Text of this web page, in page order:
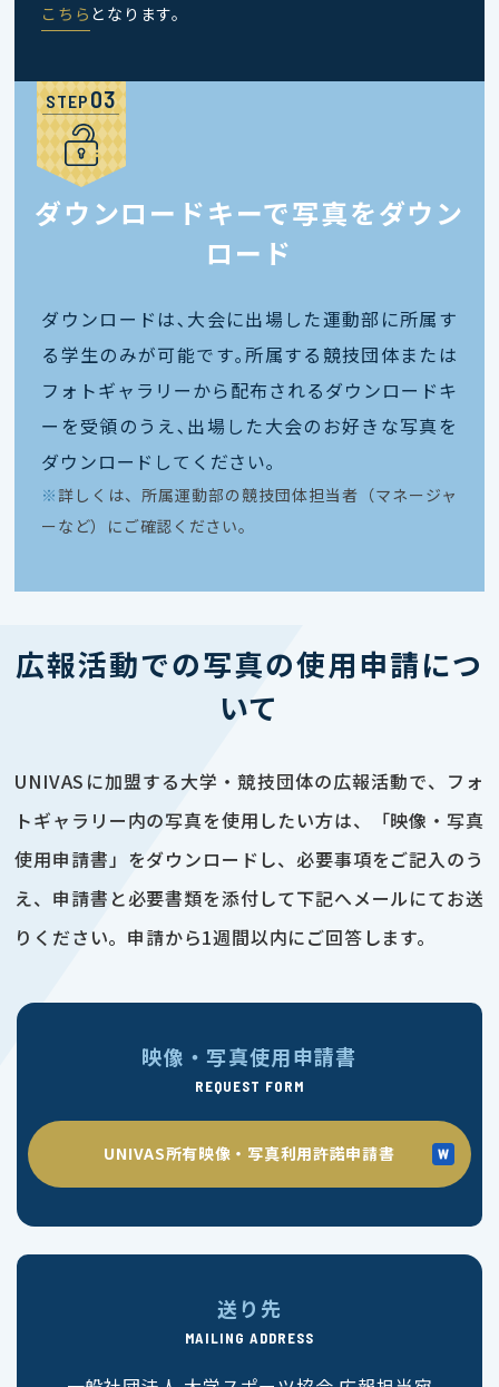
こちら となります。
STEP
ダウンロードキーで写真をダウン
ロード
ダウンロードは､大会に出場した運動部に所属す
る学生のみが可能です｡所属する競技団体または
フォトギャラリーから配布されるダウンロードキ
ーを受領のうえ､出場した大会のお好きな写真を
ダウンロードしてください｡
※ 詳しくは、所属運動部の競技団体担当者（マネージャ
ーなど）にご確認ください。
広報活動での写真の使用申請につ
いて
UNIVASに加盟する大学・競技団体の広報活動で、フォ
トギャラリー内の写真を使用したい方は、「映像・写真
使用申請書」をダウンロードし、必要事項をご記入のう
え、申請書と必要書類を添付して下記へメールにてお送
りください。申請から1週間以内にご回答します。
映像・写真使用申請書
REQUEST FORM
UNIVAS所有映像・写真利用許諾申請書
送り先
MAILING ADDRESS